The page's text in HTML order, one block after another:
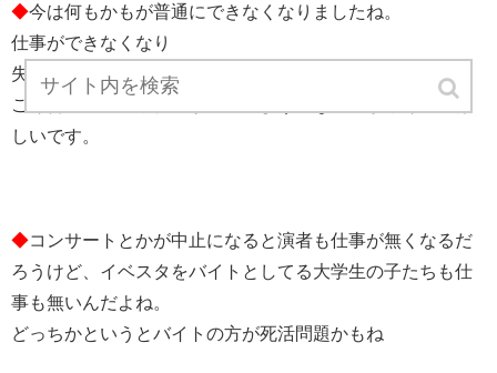
◆今は何もかもが普通にできなくなりましたね。
仕事ができなくなり
失業や倒産も多くあると思います。
ごく普通の生活や仕事が出来るようになる日が早く来てほ
しいです。
◆コンサートとかが中止になると演者も仕事が無くなるだ
ろうけど、イベスタをバイトとしてる大学生の子たちも仕
事も無いんだよね。
どっちかというとバイトの方が死活問題かもね